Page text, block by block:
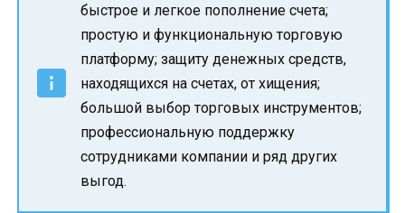
быстрое и легкое пополнение счета;
простую и функциональную торговую
платформу; защиту денежных средств,
находящихся на счетах, от хищения;
большой выбор торговых инструментов;
профессиональную поддержку
сотрудниками компании и ряд других
выгод.